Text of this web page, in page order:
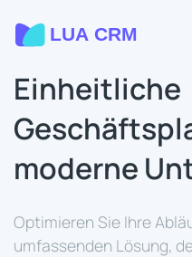
Einheitliche
moderne
Optimieren Sie Ihre
umfassenden Lösung,